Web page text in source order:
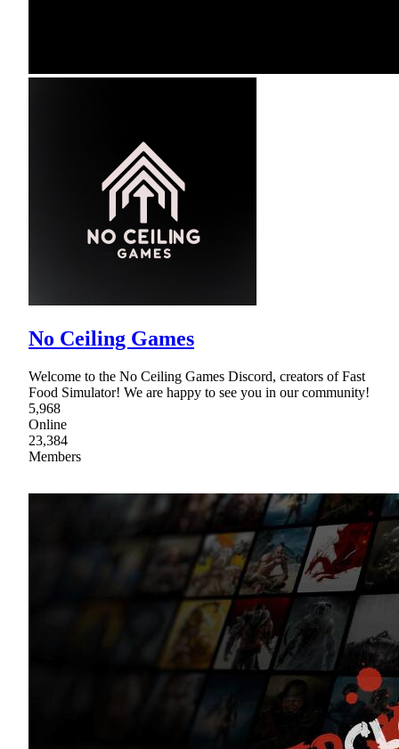
No Ceiling Games
Welcome to the No Ceiling Games Discord, creators of Fast
Food Simulator! We are happy to see you in our community!
5,968
Online
23,384
Members